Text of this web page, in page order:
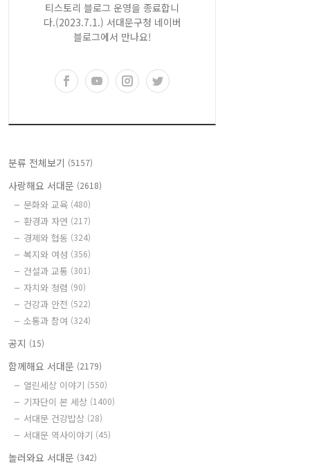
티스토리 블로그 운영을 종료합니
다.(2023.7.1.) 서대문구청 네이버
블로그에서 만나요!
분류 전체보기 (5157)
사랑해요 서대문 (2618)
문화와 교육 (480)
환경과 자연 (217)
경제와 협동 (324)
복지와 여성 (356)
건설과 교통 (301)
자치와 청렴 (90)
건강과 안전 (522)
소통과 참여 (324)
공지 (15)
함께해요 서대문 (2179)
열린세상 이야기 (550)
기자단이 본 세상 (1400)
서대문 건강밥상 (28)
서대문 역사이야기 (45)
놀러와요 서대문 (342)